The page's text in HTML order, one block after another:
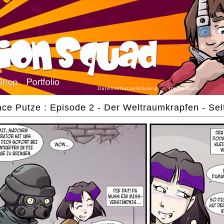
Datenschutzerklärung / Impressum
Putze : Episode 2 - Der Weltraumkrapfen -